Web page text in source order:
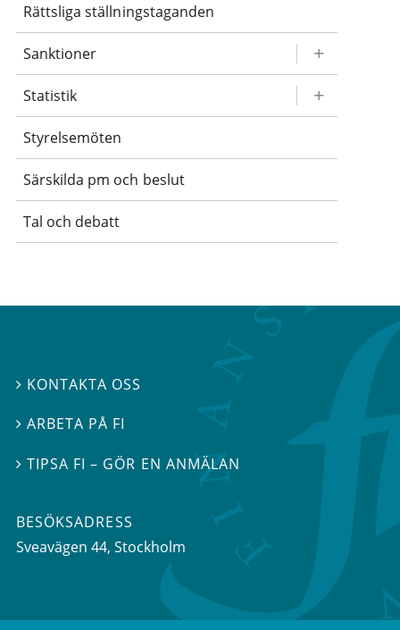
Rättsliga ställningstaganden
Sanktioner
Statistik
Styrelsemöten
Särskilda pm och beslut
Tal och debatt
 KONTAKTA OSS
ARBETA PÅ FI
TIPSA FI – GÖR EN ANMÄLAN
BESÖKSADRESS
Sveavägen 44, Stockholm